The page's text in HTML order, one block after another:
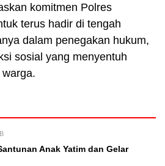
komitmen Polres
terus hadir di tengah
dalam penegakan hukum,
sosial yang menyentuh
Anak Yatim dan Gelar